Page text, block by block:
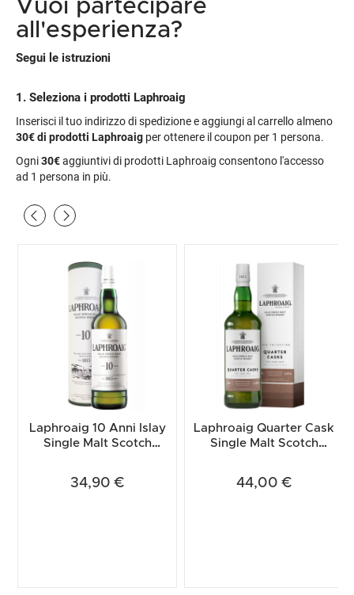
Vuoi partecipare
all'esperienza?
Segui le istruzioni
1. Seleziona i prodotti Laphroaig
Inserisci il tuo indirizzo di spedizione e aggiungi al carrello almeno
30€di prodotti Laphroaig per ottenere il coupon per 1 persona.
Ogni30€aggiuntivi di prodotti Laphroaig consentono l'accesso
ad 1 persona in più.
Laphroaig 10 Anni Islay
Single Malt Scotch
34,90 €
Laphroaig Quarter Cask
Single Malt Scotch
44,00 €